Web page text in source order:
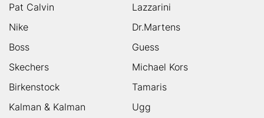
Pat Calvin
Lazzarini
Nike
Dr.Martens
Boss
Guess
Skechers
Michael Kors
Birkenstock
Tamaris
Kalman & Kalman
Ugg